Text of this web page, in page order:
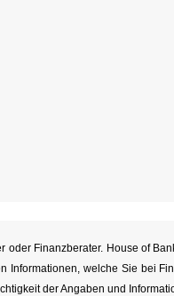
oder Finanzberater. House of
welche Sie bei
der Angaben und